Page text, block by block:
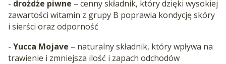
- drożdże piwne – cenny składnik, który dzięki wysokiej
zawartości witamin z grupy B poprawia kondycję skóry
i sierści oraz odporność
- Yucca Mojave – naturalny składnik, który wpływa na
trawienie i zmniejsza ilość i zapach odchodów